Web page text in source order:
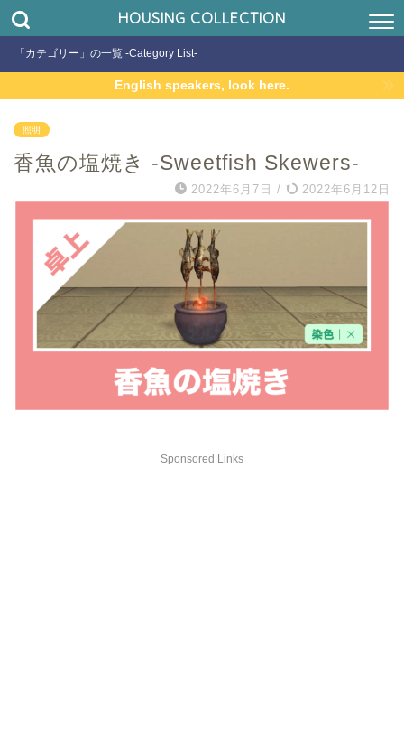
HOUSING COLLECTION
「カテゴリー」の一覧 -Category List-
English speakers, look here.
照明
香魚の塩焼き -Sweetfish Skewers-
2022年6月7日 / 2022年6月12日
Sponsored Links